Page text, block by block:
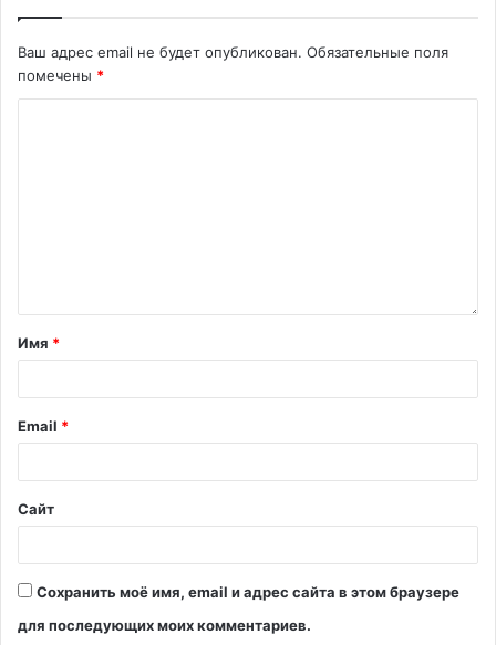
Ваш адрес email не будет опубликован. Обязательные поля
помечены *
Имя *
Email *
Сайт
Сохранить моё имя, email и адрес сайта в этом браузере
для последующих моих комментариев.